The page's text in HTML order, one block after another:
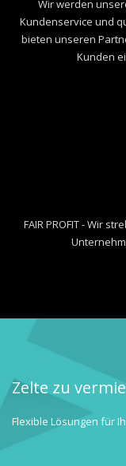
Wir werden
Kundenservice und
bieten unseren
Kunden
FAIR PROFIT - Wir
Zelte zu
Flexible Lösungen für